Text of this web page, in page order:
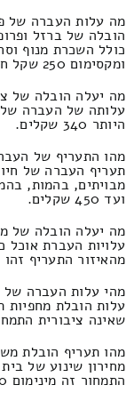
מה עלות העברה של
הובלה של ברזל
ומקסימום 250 שקל חדש.
מה יעלה הובלה של
היותר 340 שקלים.
מהו התעריף של
תעריף העברה של
ועד 450 שקלים.
מה יעלה הובלה של
עלויות העברת אוכל
מהאיזור התעריף זהו 580 ולכל היותר 270 שקלים.
מהי עלות העברה של
עלות הובלת
שאינה ציבורית התמחור
מהו תעריף הובלת
מחירון שינוע של
התמחור זה מינימום 490 שקל.